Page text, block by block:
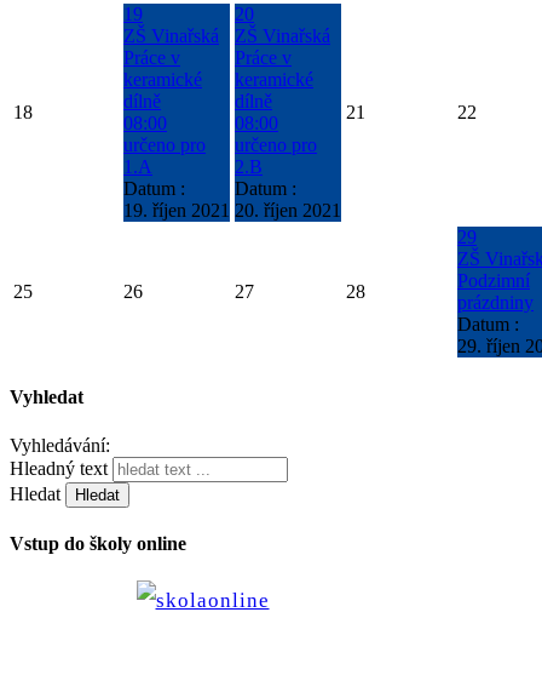
18
19
ZŠ Vinařská
Práce v
keramické
dílně
08:00
určeno pro
1.A
Datum :
19. říjen 2021
20
ZŠ Vinařská
Práce v
keramické
dílně
08:00
určeno pro
2.B
Datum :
20. říjen 2021
21 22
25 26 27 28
29
ZŠ
Podzimní
prázdniny
Datum :
29. říjen
Vyhledat
Vyhledávání:
Hleadný text
Hledat
Vstup do školy online